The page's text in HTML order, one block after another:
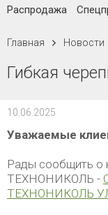
Распродажа
Главная Новости
Гибкая
10.06.2025
Уважаемые
Рады сообщить о
ТЕХНОНИКОЛЬ -
ТЕХНОНИКОЛЬ